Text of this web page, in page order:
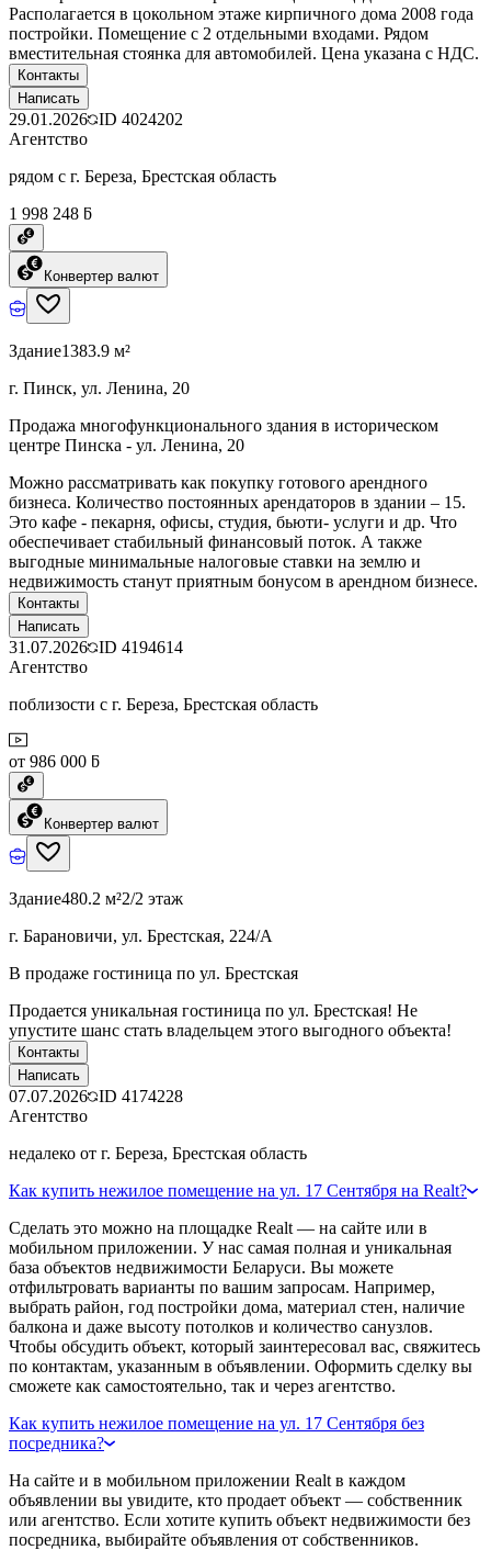
Располагается в цокольном этаже кирпичного дома 2008 года
постройки. Помещение с 2 отдельными входами. Рядом
вместительная стоянка для автомобилей. Цена указана с НДС.
Контакты
Написать
29.01.2026 ID 4024202
Агентство
рядом с г. Береза, Брестская область
1 998 248 ƃ
Конвертер валют
Здание1383.9 м²
г. Пинск, ул. Ленина, 20
Продажа многофункционального здания в историческом
центре Пинска - ул. Ленина, 20
Можно рассматривать как покупку готового арендного
бизнеса. Количество постоянных арендаторов в здании – 15.
Это кафе - пекарня, офисы, студия, бьюти- услуги и др. Что
обеспечивает стабильный финансовый поток. А также
выгодные минимальные налоговые ставки на землю и
недвижимость станут приятным бонусом в арендном бизнесе.
Контакты
Написать
31.07.2026 ID 4194614
Агентство
поблизости с г. Береза, Брестская область
от 986 000 ƃ
Конвертер валют
Здание480.2 м²2/2 этаж
г. Барановичи, ул. Брестская, 224/А
В продаже гостиница по ул. Брестская
Продается уникальная гостиница по ул. Брестская! Не
упустите шанс стать владельцем этого выгодного объекта!
Контакты
Написать
07.07.2026 ID 4174228
Агентство
недалеко от г. Береза, Брестская область
Как купить нежилое помещение на ул. 17 Сентября на Realt?
Сделать это можно на площадке Realt — на сайте или в
мобильном приложении. У нас самая полная и уникальная
база объектов недвижимости Беларуси. Вы можете
отфильтровать варианты по вашим запросам. Например,
выбрать район, год постройки дома, материал стен, наличие
балкона и даже высоту потолков и количество санузлов.
Чтобы обсудить объект, который заинтересовал вас, свяжитесь
по контактам, указанным в объявлении. Оформить сделку вы
сможете как самостоятельно, так и через агентство.
Как купить нежилое помещение на ул. 17 Сентября без
посредника?
На сайте и в мобильном приложении Realt в каждом
объявлении вы увидите, кто продает объект — собственник
или агентство. Если хотите купить объект недвижимости без
посредника, выбирайте объявления от собственников.